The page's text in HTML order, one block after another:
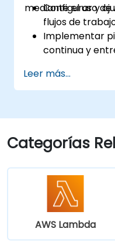
mediante el uso de
Configurar y
flujos de
Implementar
continua y
monitoreo y
Cloud9.
EC2 y S3 en
Utilizar
como GitHub o
Leer más...
Categorías
AWS Lambda